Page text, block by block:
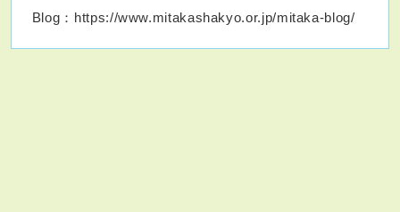
Blog：https://www.mitakashakyo.or.jp/mitaka-blog/